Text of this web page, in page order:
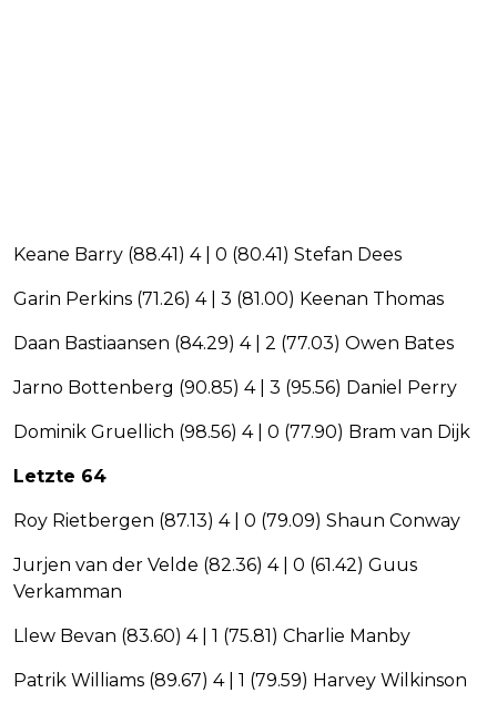
Keane Barry (88.41) 4 | 0 (80.41) Stefan Dees
Garin Perkins (71.26) 4 | 3 (81.00) Keenan Thomas
Daan Bastiaansen (84.29) 4 | 2 (77.03) Owen Bates
Jarno Bottenberg (90.85) 4 | 3 (95.56) Daniel Perry
Dominik Gruellich (98.56) 4 | 0 (77.90) Bram van Dijk
Letzte 64
Roy Rietbergen (87.13) 4 | 0 (79.09) Shaun Conway
Jurjen van der Velde (82.36) 4 | 0 (61.42) Guus
Verkamman
Llew Bevan (83.60) 4 | 1 (75.81) Charlie Manby
Patrik Williams (89.67) 4 | 1 (79.59) Harvey Wilkinson